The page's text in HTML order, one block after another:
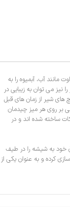
مانند آب، آبمیوه را به
می توان به زیبایی در
های شیر از زمان های قبل
بر روی هر میز چیدمان
ساخته شده اند و در
بلور با اشتیاق خود به شیشه را در طیف
کرده و به عنوان یکی از